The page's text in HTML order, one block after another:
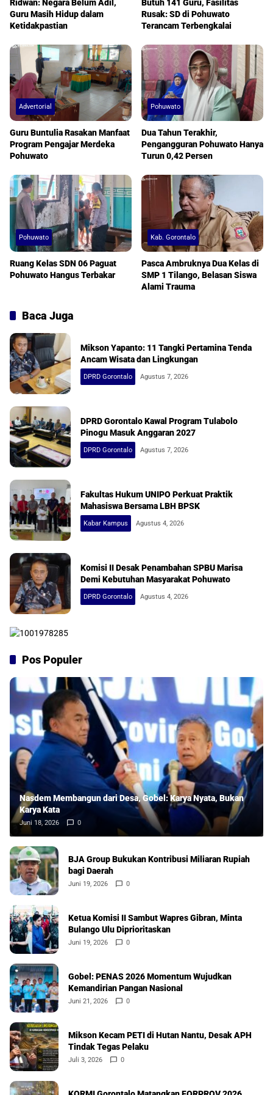
Ridwan: Negara Belum Adil,
Guru Masih Hidup dalam
Ketidakpastian
Butuh 141 Guru, Fasilitas
Rusak: SD di Pohuwato
Terancam Terbengkalai
Advertorial
Guru Buntulia Rasakan Manfaat
Program Pengajar Merdeka
Pohuwato
Pohuwato
Dua Tahun Terakhir,
Pengangguran Pohuwato Hanya
Turun 0,42 Persen
Pohuwato
Ruang Kelas SDN 06 Paguat
Pohuwato Hangus Terbakar
Kab. Gorontalo
Pasca Ambruknya Dua Kelas di
SMP 1 Tilango, Belasan Siswa
Alami Trauma
Baca Juga
Mikson Yapanto: 11 Tangki Pertamina Tenda
Ancam Wisata dan Lingkungan
DPRD Gorontalo Agustus 7, 2026
DPRD Gorontalo Kawal Program Tulabolo
Pinogu Masuk Anggaran 2027
DPRD Gorontalo Agustus 7, 2026
Fakultas Hukum UNIPO Perkuat Praktik
Mahasiswa Bersama LBH BPSK
Kabar Kampus Agustus 4, 2026
Komisi II Desak Penambahan SPBU Marisa
Demi Kebutuhan Masyarakat Pohuwato
DPRD Gorontalo Agustus 4, 2026
Pos Populer
Nasdem Membangun dari Desa, Gobel: Karya Nyata, Bukan
Karya Kata
Juni 18, 2026 0
BJA Group Bukukan Kontribusi Miliaran Rupiah
bagi Daerah
Juni 19, 2026 0
Ketua Komisi II Sambut Wapres Gibran, Minta
Bulango Ulu Diprioritaskan
Juni 19, 2026 0
Gobel: PENAS 2026 Momentum Wujudkan
Kemandirian Pangan Nasional
Juni 21, 2026 0
Mikson Kecam PETI di Hutan Nantu, Desak APH
Tindak Tegas Pelaku
Juli 3, 2026 0